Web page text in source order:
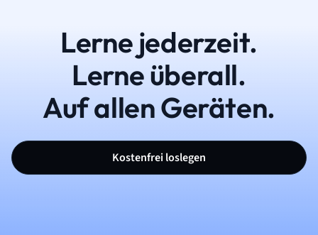
Lerne jederzeit.
Lerne überall.
Auf allen Geräten.
Kostenfrei loslegen